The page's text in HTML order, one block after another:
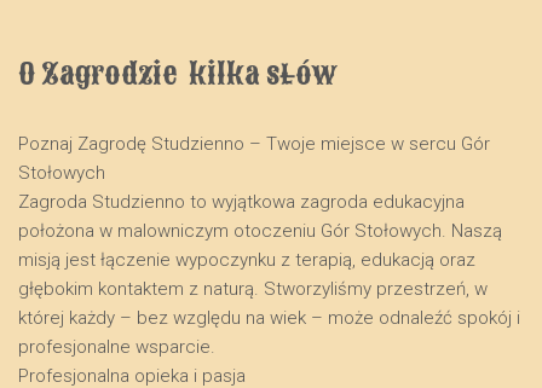
O Zagrodzie  kilka słów
Poznaj Zagrodę Studzienno – Twoje miejsce w sercu Gór
Stołowych
​Zagroda Studzienno to wyjątkowa zagroda edukacyjna
położona w malowniczym otoczeniu Gór Stołowych. Naszą
misją jest łączenie wypoczynku z terapią, edukacją oraz
głębokim kontaktem z naturą. Stworzyliśmy przestrzeń, w
której każdy – bez względu na wiek – może odnaleźć spokój i
profesjonalne wsparcie.
​Profesjonalna opieka i pasja